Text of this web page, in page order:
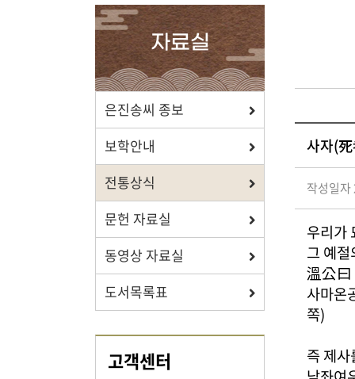
포상/장학
효행 정신과 숭조돈종의 사상이
투철한 장학생을 지원합니다.
자료실
보학, 전통상식, 도서관에서
자료실
은진송씨 종보
보학안내
전통상식
문헌 자료실
동영상 자료실
도서목록표
고객센터
사자(
작성일
우리가
그 예
溫公曰
사마온
쪽)
즉 제